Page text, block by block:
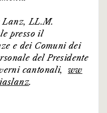
Lanz, LL.M.
presso il
e dei Comuni dei
del Presidente
cantonali,
ww
.